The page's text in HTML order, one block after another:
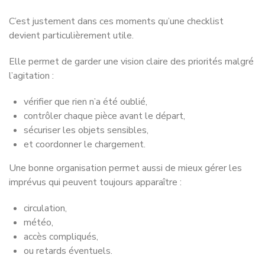
C’est justement dans ces moments qu’une checklist
devient particulièrement utile.
Elle permet de garder une vision claire des priorités malgré
l’agitation :
vérifier que rien n’a été oublié,
contrôler chaque pièce avant le départ,
sécuriser les objets sensibles,
et coordonner le chargement.
Une bonne organisation permet aussi de mieux gérer les
imprévus qui peuvent toujours apparaître :
circulation,
météo,
accès compliqués,
ou retards éventuels.